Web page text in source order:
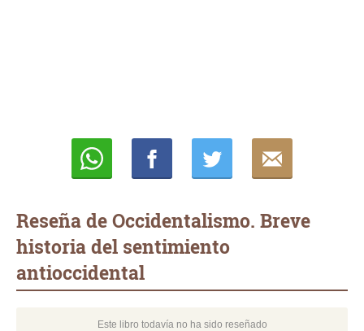
Reseña de Occidentalismo. Breve
historia del sentimiento
antioccidental
Este libro todavía no ha sido reseñado